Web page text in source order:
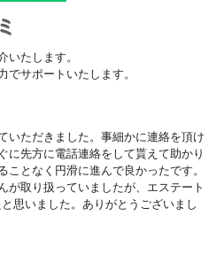
いたします。
でサポートいたします。
いただきました。事細かに連絡を頂け
に先方に電話連絡をして貰えて助かり
ことなく円滑に進んで良かったです。
が取り扱っていましたが、エステート
思いました。ありがとうございまし